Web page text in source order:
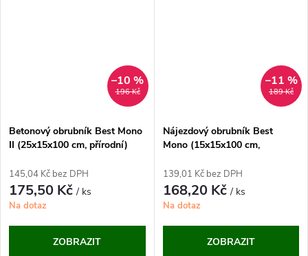
196 Kč
–10 %
Betonový obrubník Best Mono
II (25x15x100 cm, přírodní)
145,04 Kč bez DPH
175,50 Kč/ ks
Na dotaz
ZOBRAZIT
189 Kč
–11 %
Nájezdový obrubník Best
Mono (15x15x100 cm,
139,01 Kč bez DPH
168,20 Kč/ ks
Na dotaz
ZOBRAZIT